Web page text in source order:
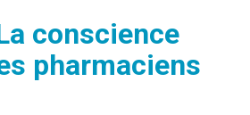
conscience
pharmaciens